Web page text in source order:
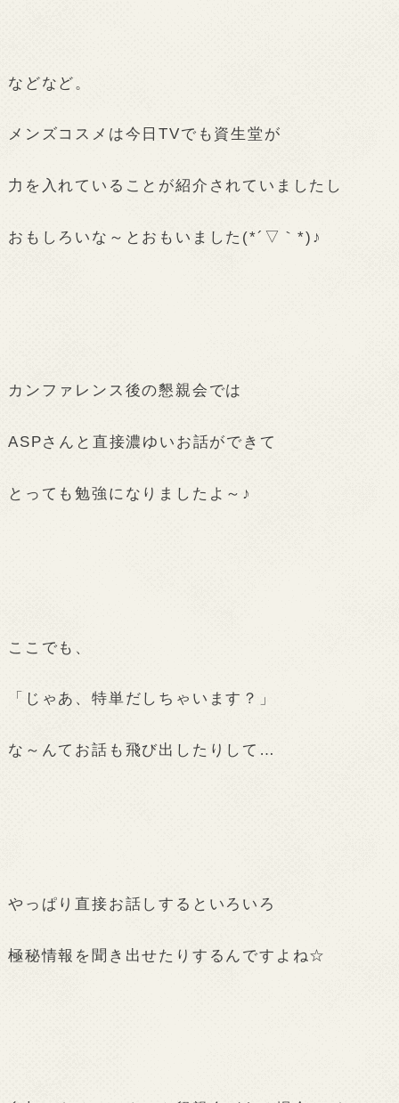
などなど。
メンズコスメは今日TVでも資生堂が
力を入れていることが紹介されていましたし
おもしろいな～とおもいました(*´▽｀*)♪
カンファレンス後の懇親会では
ASPさんと直接濃ゆいお話ができて
とっても勉強になりましたよ～♪
ここでも、
「じゃあ、特単だしちゃいます？」
な～んてお話も飛び出したりして…
やっぱり直接お話しするといろいろ
極秘情報を聞き出せたりするんですよね☆